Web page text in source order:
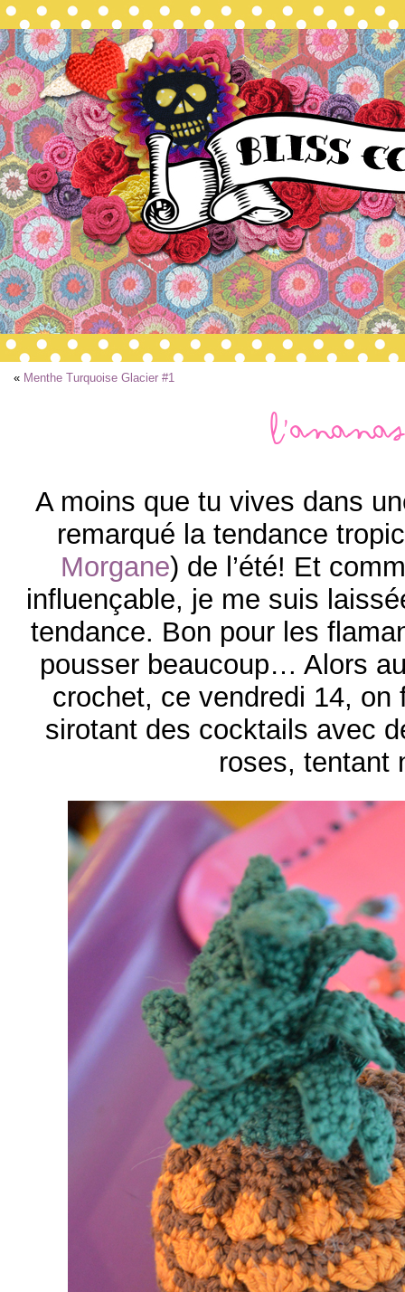
« Menthe Turquoise Glacier #1
L’ananas
A moins que tu vives dans
remarqué la tendance
Morgane) de l’été! Et
influençable, je me suis
tendance. Bon pour les
pousser beaucoup… Alors
crochet, ce vendredi 14, on
sirotant des cocktails avec
roses, tentant